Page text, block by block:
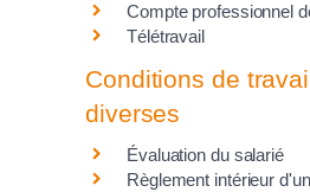
Compte professionnel
Télétravail
Conditions de
diverses
Évaluation du salarié
Règlement intérieur